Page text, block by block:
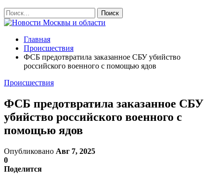
Главная
Происшествия
ФСБ предотвратила заказанное СБУ убийство
российского военного с помощью ядов
Происшествия
ФСБ предотвратила заказанное СБУ
убийство российского военного с
помощью ядов
Опубликовано Авг 7, 2025
0
Поделится